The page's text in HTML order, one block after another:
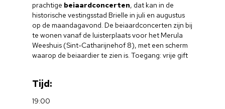
prachtige beiaardconcerten, dat kan in de
historische vestingsstad Brielle in juli en augustus
op de maandagavond. De beiaardconcerten zijn bij
te wonen vanaf de luisterplaats voor het Merula
Weeshuis (Sint-Catharijnehof 8), met een scherm
waarop de beiaardier te zien is. Toegang: vrije gift
Tijd:
19:00